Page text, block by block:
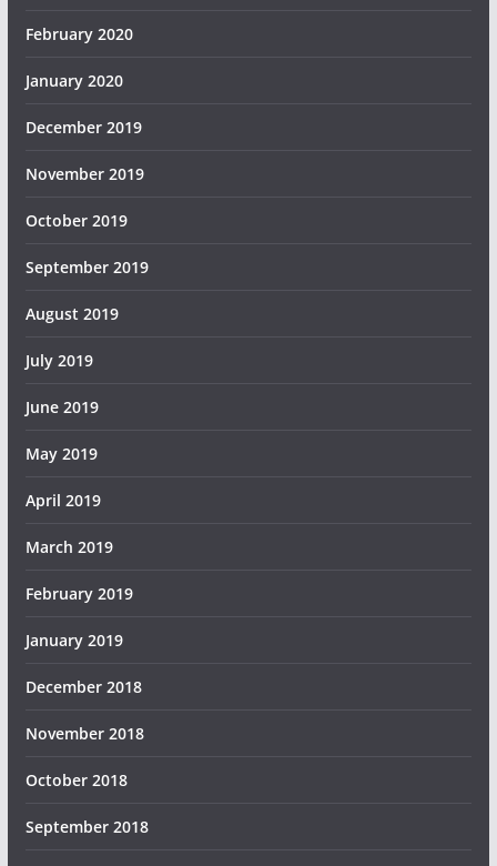
February 2020
January 2020
December 2019
November 2019
October 2019
September 2019
August 2019
July 2019
June 2019
May 2019
April 2019
March 2019
February 2019
January 2019
December 2018
November 2018
October 2018
September 2018